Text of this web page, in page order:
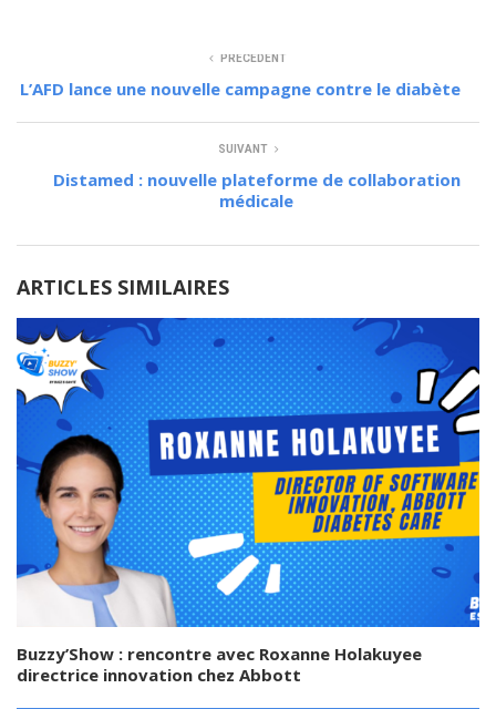
PRÉCÉDENT
L’AFD lance une nouvelle campagne contre le diabète
SUIVANT
Distamed : nouvelle plateforme de collaboration
médicale
ARTICLES SIMILAIRES
Buzzy’Show : rencontre avec Roxanne Holakuyee
directrice innovation chez Abbott